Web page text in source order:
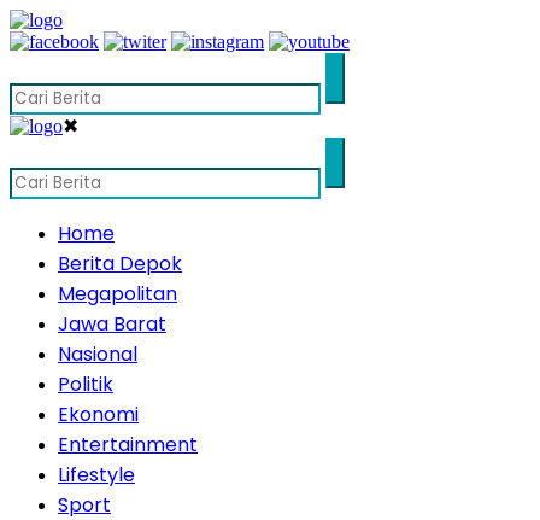
✖
Home
Berita Depok
Megapolitan
Jawa Barat
Nasional
Politik
Ekonomi
Entertainment
Lifestyle
Sport